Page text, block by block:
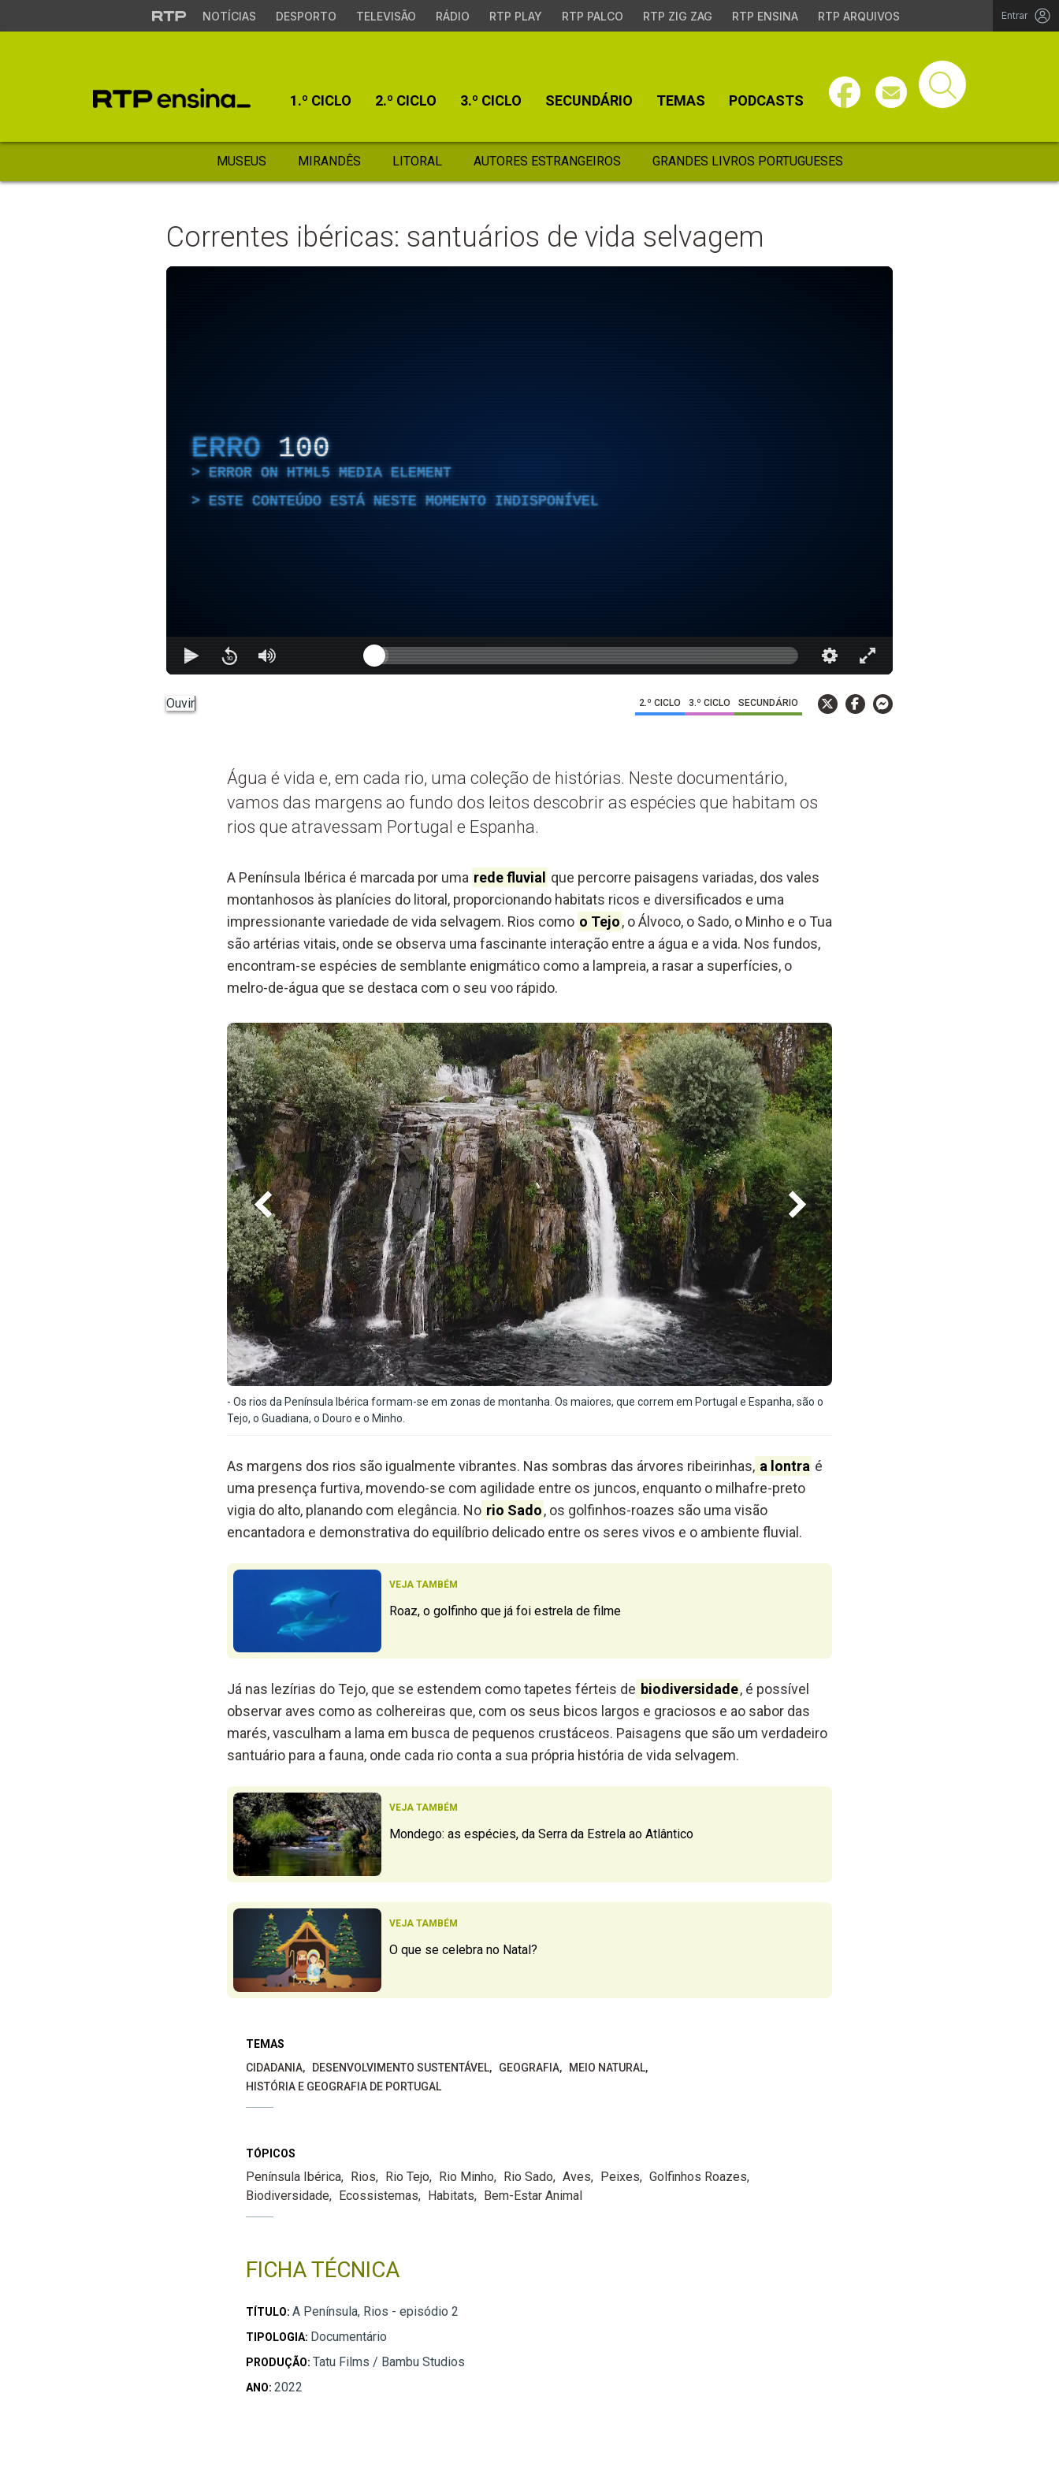
NOTÍCIAS DESPORTO TELEVISÃO RÁDIO RTP PLAY RTP PALCO RTP ZIG ZAG RTP ENSINA RTP ARQUIVOS Entrar
1.º CICLO 2.º CICLO 3.º CICLO SECUNDÁRIO TEMAS PODCASTS
MUSEUS MIRANDÊS LITORAL AUTORES ESTRANGEIROS GRANDES LIVROS PORTUGUESES
Correntes ibéricas: santuários de vida selvagem
ERRO 100
ERROR ON HTML5 MEDIA ELEMENT
ESTE CONTEÚDO ESTÁ NESTE MOMENTO INDISPONÍVEL
Ouvir 2.º CICLO 3.º CICLO SECUNDÁRIO
Água é vida e, em cada rio, uma coleção de histórias. Neste documentário,
vamos das margens ao fundo dos leitos descobrir as espécies que habitam os
rios que atravessam Portugal e Espanha.
A Península Ibérica é marcada por uma rede fluvial
que percorre paisagens variadas, dos vales
montanhosos às planícies do litoral, proporcionando habitats ricos e diversificados e uma
impressionante variedade de vida selvagem. Rios como o Tejo, o Álvoco, o Sado, o Minho e o Tua
são artérias vitais, onde se observa uma fascinante interação entre a água e a vida. Nos fundos,
encontram-se espécies de semblante enigmático como a lampreia, a rasar a superfícies, o
melro-de-água que se destaca com o seu voo rápido.
- Os rios da Península Ibérica formam-se em zonas de montanha. Os maiores, que correm em Portugal e Espanha, são o
Tejo, o Guadiana, o Douro e o Minho.
As margens dos rios são igualmente vibrantes. Nas sombras das árvores ribeirinhas, a lontra é
uma presença furtiva, movendo-se com agilidade entre os juncos, enquanto o milhafre-preto
vigia do alto, planando com elegância. No rio Sado, os golfinhos-roazes são uma visão
encantadora e demonstrativa do equilíbrio delicado entre os seres vivos e o ambiente fluvial.
VEJA TAMBÉM
Roaz, o golfinho que já foi estrela de filme
Já nas lezírias do Tejo, que se estendem como tapetes férteis de biodiversidade, é possível
observar aves como as colhereiras que, com os seus bicos largos e graciosos e ao sabor das
marés, vasculham a lama em busca de pequenos crustáceos. Paisagens que são um verdadeiro
santuário para a fauna, onde cada rio conta a sua própria história de vida selvagem.
VEJA TAMBÉM
Mondego: as espécies, da Serra da Estrela ao Atlântico
VEJA TAMBÉM
O que se celebra no Natal?
TEMAS
CIDADANIA
DESENVOLVIMENTO SUSTENTÁVEL GEOGRAFIA
MEIO NATURAL
HISTÓRIA E GEOGRAFIA DE PORTUGAL
TÓPICOS
Península Ibérica Rios Rio Tejo Rio Minho Rio Sado Aves Peixes
Golfinhos Roazes
Biodiversidade
Ecossistemas Habitats Bem-Estar Animal
FICHA TÉCNICA
TÍTULO: A Península, Rios - episódio 2
TIPOLOGIA: Documentário
PRODUÇÃO: Tatu Films / Bambu Studios
ANO: 2022